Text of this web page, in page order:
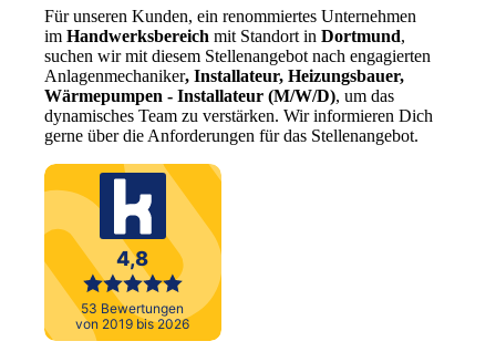
Für unseren Kunden, ein renommiertes Unternehmen
im Handwerksbereichmit Standort inDortmund,
suchen wir mit diesem Stellenangebot nach engagierten
Anlagenmechaniker, Installateur, Heizungsbauer,
Wärmepumpen - Installateur(M/W/D), um das
dynamisches Team zu verstärken. Wir informieren Dich
gerne über die Anforderungen für das Stellenangebot.